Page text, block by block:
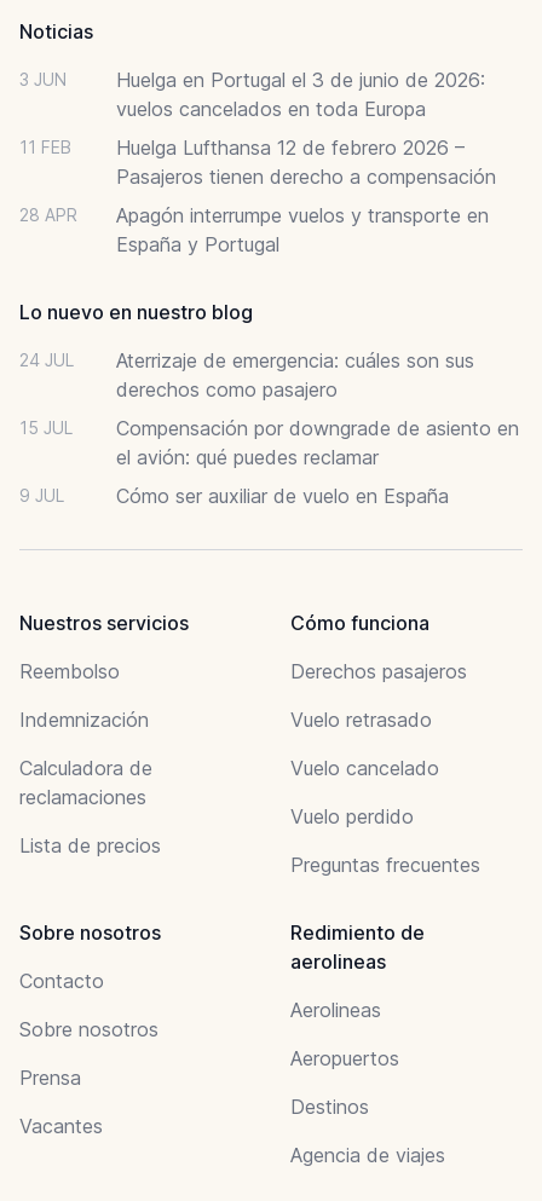
Noticias
3 JUN
Huelga en Portugal el 3 de junio de 2026:
vuelos cancelados en toda Europa
11 FEB
Huelga Lufthansa 12 de febrero 2026 –
Pasajeros tienen derecho a compensación
28 APR
Apagón interrumpe vuelos y transporte en
España y Portugal
Lo nuevo en nuestro blog
24 JUL
Aterrizaje de emergencia: cuáles son sus
derechos como pasajero
15 JUL
Compensación por downgrade de asiento en
el avión: qué puedes reclamar
9 JUL Cómo ser auxiliar de vuelo en España
Nuestros servicios
Reembolso
Indemnización
Calculadora de
reclamaciones
Lista de precios
Cómo funciona
Derechos pasajeros
Vuelo retrasado
Vuelo cancelado
Vuelo perdido
Preguntas frecuentes
Sobre nosotros
Contacto
Sobre nosotros
Prensa
Vacantes
Redimiento de
aerolineas
Aerolineas
Aeropuertos
Destinos
Agencia de viajes